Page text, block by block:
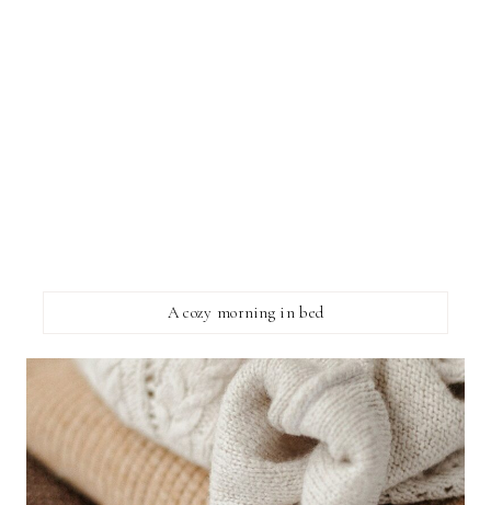
A cozy morning in bed